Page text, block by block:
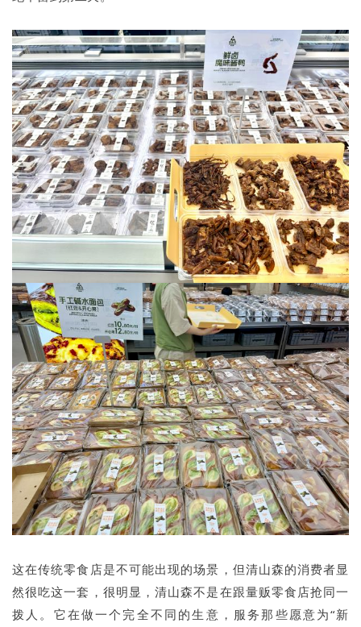
这在传统零食店是不可能出现的场景，但清山森的消费者显
然很吃这一套，很明显，清山森不是在跟量贩零食店抢同一
拨人。它在做一个完全不同的生意，服务那些愿意为“新